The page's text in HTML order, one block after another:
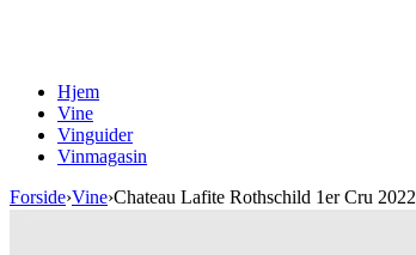
Hjem
Vine
Vinguider
Vinmagasin
Forside›Vine›Chateau Lafite Rothschild 1er Cru 2022